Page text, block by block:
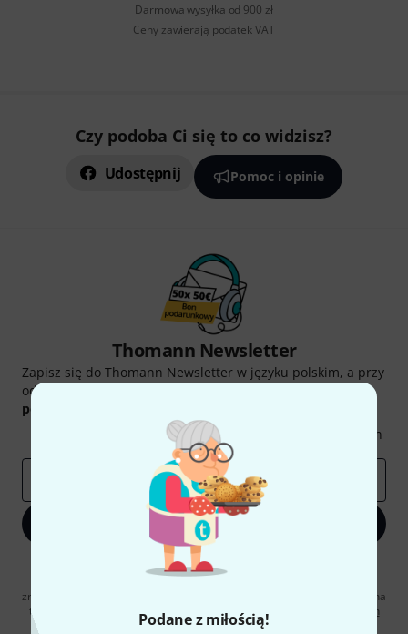
Podane z miłością!
Darmowa wysyłka od 900 zł
Ceny zawierają podatek VAT
Czy podoba Ci się to co widzisz?
Udostępnij Pomoc i opinie
Thomann Newsletter
Zapisz się do Thomann Newsletter w języku polskim, a przy
odrobinie szczęścia możesz wygrać jeden z
podarunkowych
Oferty Spostrzeżenia Thomann
Zapisz się teraz
Klikając na „Zapisz się teraz”, wyrażasz zgodę na otrzymywanie
materialów reklamowych przesyłanych drogą elektroniczną. Możesz
zrezygnować z subskrypcji w dowolnym momencie. Więcej informacji na
temat newslettera można znaleźć w naszych
wytycznych dotyczących
ochrony danych ososbowych